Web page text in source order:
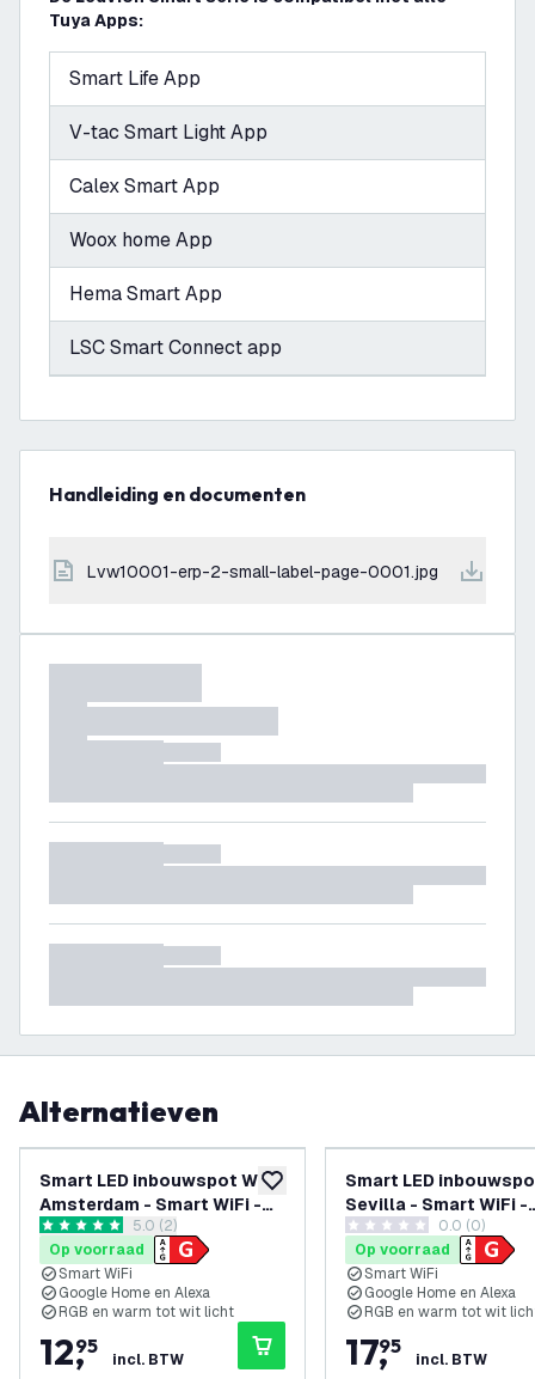
Tuya Apps:
Smart Life App
V-tac Smart Light App
Calex Smart App
Woox home App
Hema Smart App
LSC Smart Connect app
Handleiding en documenten
lvw10001-erp-2-small-label-page-0001.jpg
Alternatieven
toevoegen aan verlanglijst
Smart LED inbouwspot Wit -
Amsterdam - Smart WiFi -
Dimbaar - RGB+CCT
reviews drawer openen
5 score sterren5.0 (2)
Op voorraad
Smart WiFi
Google Home en Alexa
RGB en warm tot wit licht
12,
95
incl. BTW
Smart LED
Sevilla - Smart WiFi -
Dimbaar - RGB+CCT
0 score sterren0.0 (0)
Op voorraad
Smart WiFi
Google Home en Alexa
RGB en warm tot wit
17,
95
incl. BTW